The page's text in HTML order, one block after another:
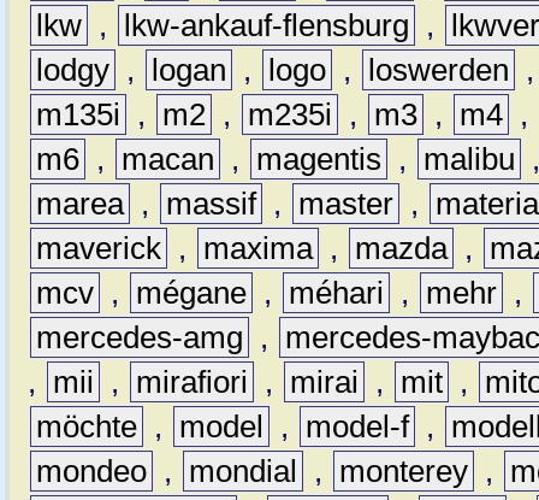
lkw , lkw-ankauf-flensburg ,
lodgy , logan , logo , loswerden
m135i
, m2 , m235i , m3 , m4 ,
m6 , macan , magentis , malibu
marea , massif , master ,
materia
maverick , maxima , mazda ,
mcv , mégane , méhari , mehr ,
mercedes-amg
,
mercedes-
,
mii , mirafiori , mirai , mit ,
möchte , model , model-f ,
mondeo , mondial , monterey ,